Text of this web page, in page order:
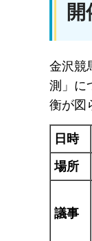
開
金沢競
測」に
衡が図
日時
場所
議事